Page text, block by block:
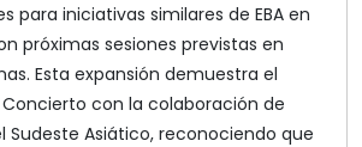
para iniciativas similares de EBA en
próximas sesiones previstas en
Esta expansión demuestra el
con la colaboración de
Sudeste Asiático, reconociendo que